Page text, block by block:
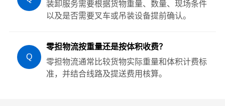
装卸服务需要根据货物重量、数量、现场条件
以及是否需要叉车或吊装设备提前确认。
Q
零担物流按重量还是按体积收费？
零担物流通常比较货物实际重量和体积计费标
准，并结合线路及提送费用核算。